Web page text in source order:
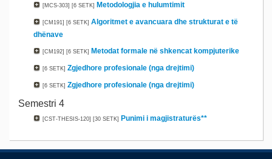
[MCS-303] [6 SETK] Metodologjia e hulumtimit
[CM191] [6 SETK] Algoritmet e avancuara dhe strukturat e të
dhënave
[CM192] [6 SETK] Metodat formale në shkencat kompjuterike
[6 SETK] Zgjedhore profesionale (nga drejtimi)
[6 SETK] Zgjedhore profesionale (nga drejtimi)
Semestri 4
[CST-THESIS-120] [30 SETK] Punimi i magjistraturës**